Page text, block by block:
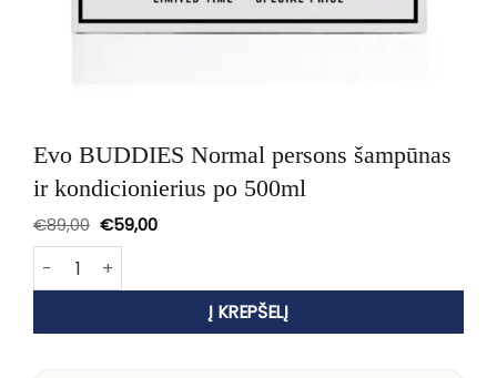
Evo BUDDIES Normal persons šampūnas
ir kondicionierius po 500ml
€89,00 Original
price
€89,00.
€59,00Current
produkto kiekis: Evo BUDDIES Normal persons
Į KREPŠELĮ